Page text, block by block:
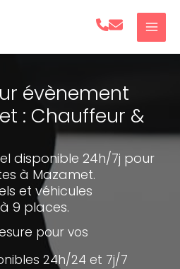
évènement
: Chauffeur &
disponible 24h/7j pour
à Mazamet.
et véhicules
9 places.
pour vos
24h/24 et 7j/7